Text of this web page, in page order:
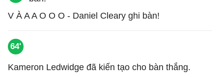
V À A A O O O - Daniel Cleary ghi bàn!
64'
Kameron Ledwidge đã kiến tạo cho bàn thắng.